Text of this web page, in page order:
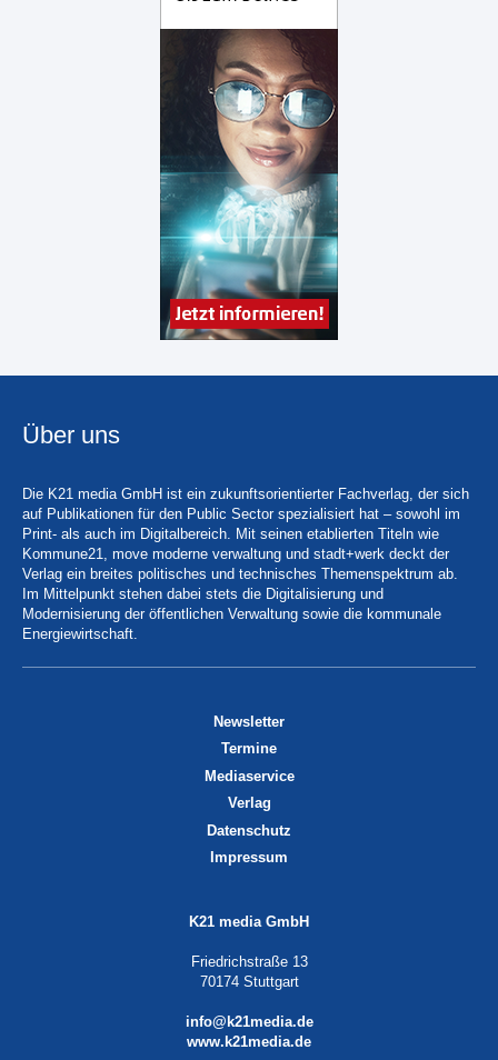
Über uns
Die K21 media GmbH ist ein zukunftsorientierter Fachverlag, der sich
auf Publikationen für den Public Sector spezialisiert hat – sowohl im
Print- als auch im Digitalbereich. Mit seinen etablierten Titeln wie
Kommune21, move moderne verwaltung und stadt+werk deckt der
Verlag ein breites politisches und technisches Themenspektrum ab.
Im Mittelpunkt stehen dabei stets die Digitalisierung und
Modernisierung der öffentlichen Verwaltung sowie die kommunale
Energiewirtschaft.
Newsletter
Termine
Mediaservice
Verlag
Datenschutz
Impressum
K21 media GmbH
Friedrichstraße 13
70174 Stuttgart
info@k21media.de
www.k21media.de